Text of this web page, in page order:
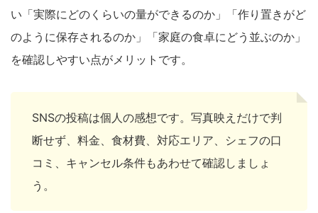
い「実際にどのくらいの量ができるのか」「作り置きがど
のように保存されるのか」「家庭の食卓にどう並ぶのか」
を確認しやすい点がメリットです。
SNSの投稿は個人の感想です。写真映えだけで判
断せず、料金、食材費、対応エリア、シェフの口
コミ、キャンセル条件もあわせて確認しましょ
う。